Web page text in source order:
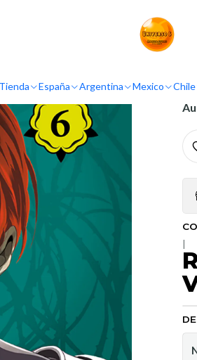
Tienda España Argentina Mexico Chile